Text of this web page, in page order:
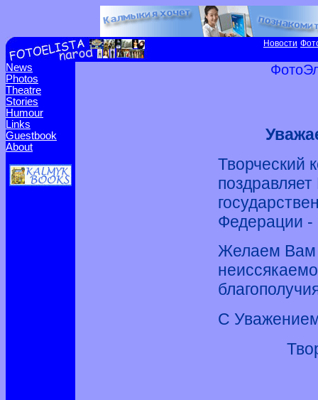
Новости
News
Photos
Theatre
Stories
Humour
Links
Guestbook
About
Творческий
Федерации
Желаем Вам
С